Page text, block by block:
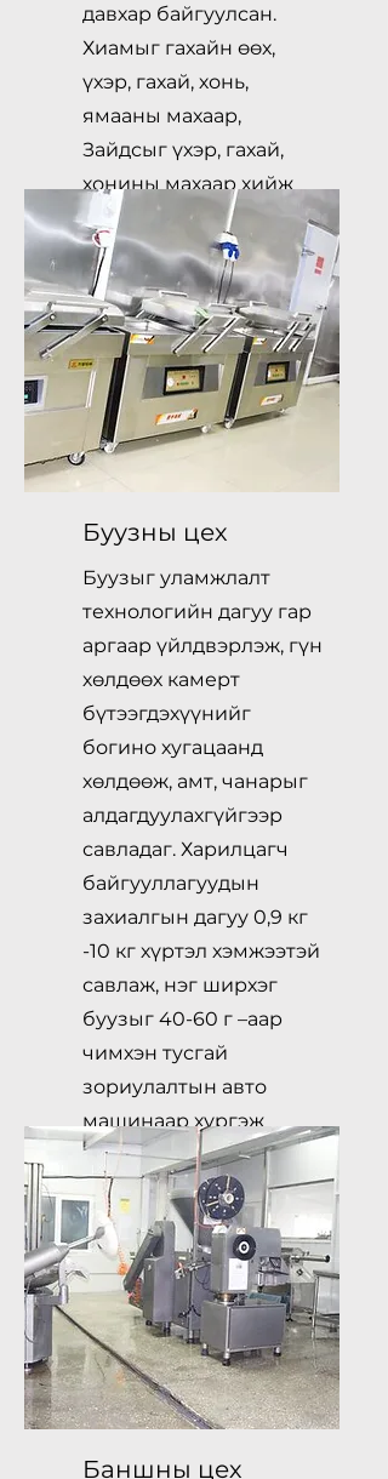
давхар байгуулсан.
Хиамыг гахайн өөх,
үхэр, гахай, хонь,
ямааны махаар,
Зайдсыг үхэр, гахай,
хонины махаар хийж
зах зээлд нийлүүлдэг.
Буузны цех
Буузыг уламжлалт
технологийн дагуу гар
аргаар үйлдвэрлэж, гүн
хөлдөөх камерт
бүтээгдэхүүнийг
богино хугацаанд
хөлдөөж, амт, чанарыг
алдагдуулахгүйгээр
савладаг. Харилцагч
байгууллагуудын
захиалгын дагуу 0,9 кг
-10 кг хүртэл хэмжээтэй
савлаж, нэг ширхэг
буузыг 40-60 г –аар
чимхэн тусгай
зориулалтын авто
машинаар хүргэж
үйлчилдэг.
Баншны цех